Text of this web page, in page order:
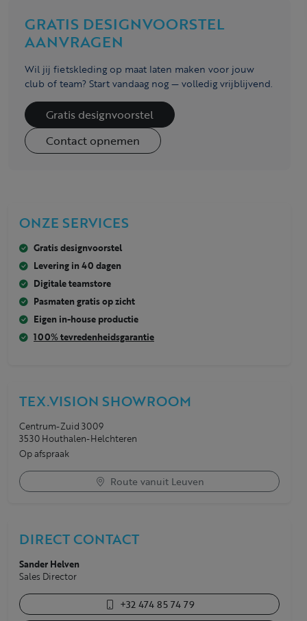
GRATIS DESIGNVOORSTEL
AANVRAGEN
Wil jij fietskleding op maat laten maken voor jouw
club of team? Start vandaag nog — volledig vrijblijvend.
Gratis designvoorstel
Contact opnemen
ONZE SERVICES
Gratis designvoorstel
Levering in 40 dagen
Digitale teamstore
Pasmaten gratis op zicht
Eigen in-house productie
100% tevredenheidsgarantie
TEX.VISION SHOWROOM
Centrum-Zuid 3009
3530 Houthalen-Helchteren
Op afspraak
Route vanuit Leuven
DIRECT CONTACT
Sander Helven
Sales Director
+32 474 85 74 79